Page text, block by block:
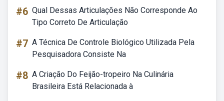
#6 Qual Dessas Articulações Não Corresponde Ao
Tipo Correto De Articulação
#7 A Técnica De Controle Biológico Utilizada Pela
Pesquisadora Consiste Na
#8 A Criação Do Feijão-tropeiro Na Culinária
Brasileira Está Relacionada à